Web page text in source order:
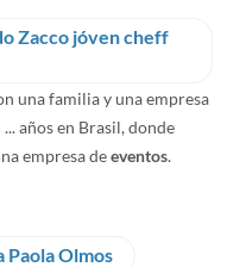
Zacco jóven cheff
una familia y una empresa
años en Brasil, donde
empresa deeventos.
Paola Olmos